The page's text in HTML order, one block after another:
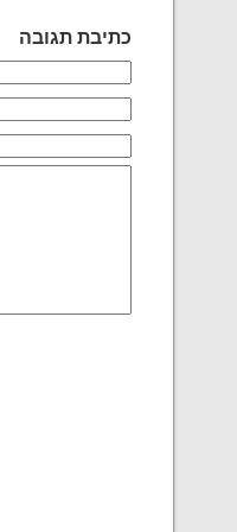
כתיבת תגובה